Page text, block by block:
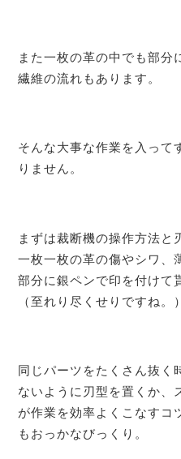
また一枚の革の中でも部分
繊維の流れもあります。
そんな大事な作業を入って
りません。
まずは裁断機の操作方法と
一枚一枚の革の傷やシワ、
部分に銀ペンで印を付けて
（至れり尽くせりですね。）
同じパーツをたくさん抜く
ないように刃型を置くか、
が作業を効率よくこなすコ
もおっかなびっくり。